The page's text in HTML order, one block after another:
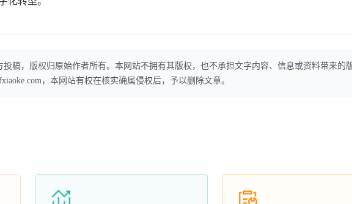
稿，版权归原始作者所有。本网站不拥有其版权，也不承担文字内容、信息或资料带来的
，本网站有权在核实确属侵权后，予以删除文章。